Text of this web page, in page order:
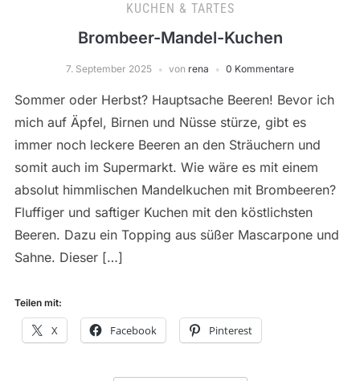
KUCHEN & TARTES
Brombeer-Mandel-Kuchen
7. September 2025 von rena 0 Kommentare
Sommer oder Herbst? Hauptsache Beeren! Bevor ich
mich auf Äpfel, Birnen und Nüsse stürze, gibt es
immer noch leckere Beeren an den Sträuchern und
somit auch im Supermarkt. Wie wäre es mit einem
absolut himmlischen Mandelkuchen mit Brombeeren?
Fluffiger und saftiger Kuchen mit den köstlichsten
Beeren. Dazu ein Topping aus süßer Mascarpone und
Sahne. Dieser […]
Teilen mit:
X Facebook Pinterest